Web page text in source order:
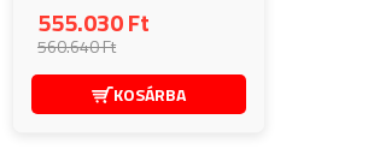
555.030 Ft
560.640 Ft
KOSÁRBA